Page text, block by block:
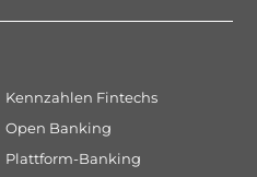
Kennzahlen Fintechs
Open Banking
Plattform-Banking